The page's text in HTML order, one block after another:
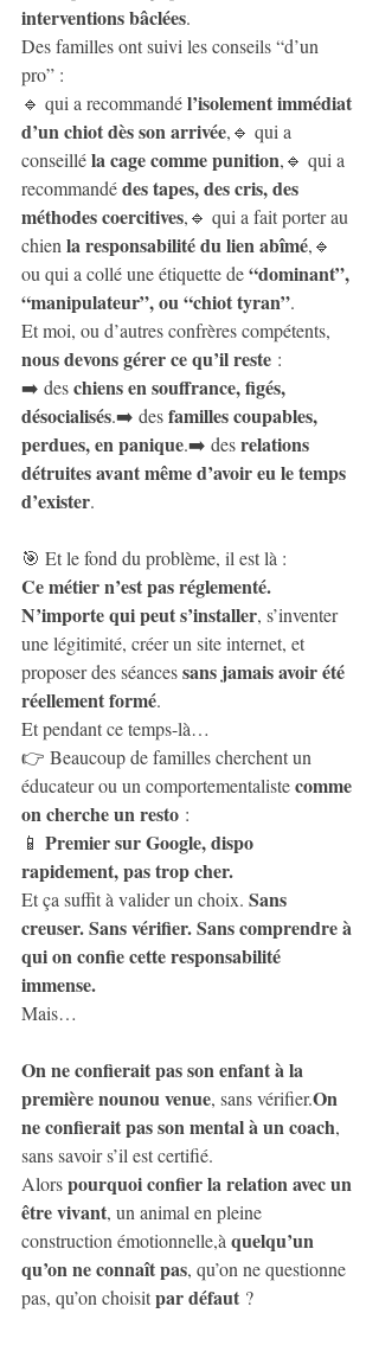
interventions bâclées.
Des familles ont suivi les conseils “d’un
pro” :
🔹 qui a recommandé l’isolement immédiat
d’un chiot dès son arrivée,🔹 qui a
conseillé la cage comme punition,🔹 qui a
recommandé des tapes, des cris, des
méthodes coercitives,🔹 qui a fait porter au
chien la responsabilité du lien abîmé,🔹
ou qui a collé une étiquette de “dominant”,
“manipulateur”, ou “chiot tyran”.
Et moi, ou d’autres confrères compétents,
nous devons gérer ce qu’il reste :
➡️ des chiens en souffrance, figés,
désocialisés.➡️ des familles coupables,
perdues, en panique.➡️ des relations
détruites avant même d’avoir eu le temps
d’exister.
🎯 Et le fond du problème, il est là :
Ce métier n’est pas réglementé.
N’importe qui peut s’installer, s’inventer
une légitimité, créer un site internet, et
proposer des séances sans jamais avoir été
réellement formé.
Et pendant ce temps-là…
👉 Beaucoup de familles cherchent un
éducateur ou un comportementaliste comme
on cherche un resto :
📱 Premier sur Google, dispo
rapidement, pas trop cher.
Et ça suffit à valider un choix. Sans
creuser. Sans vérifier. Sans comprendre à
qui on confie cette responsabilité
immense.
Mais…
On ne confierait pas son enfant à la
première nounou venue, sans vérifier.On
ne confierait pas son mental à un coach,
sans savoir s’il est certifié.
Alors pourquoi confier la relation avec un
être vivant, un animal en pleine
construction émotionnelle,à quelqu’un
qu’on ne connaît pas, qu’on ne questionne
pas, qu’on choisit par défaut ?